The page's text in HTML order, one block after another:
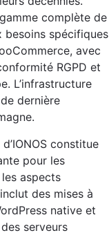
complète de
besoins spécifiques
avec
RGPD et
L’infrastructure
dernière
constitue
pour les
aspects
des mises à
native et
serveurs